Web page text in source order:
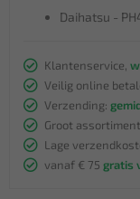
Daihatsu -
Klantenservice,
Veilig online
Verzending:
Groot
Lage
vanaf € 75 gratis